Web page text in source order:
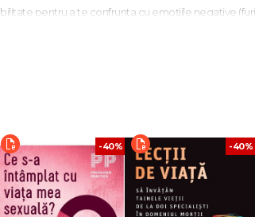
pentru a te confrunta cu emoțiile negative
și de ce?
-40% -40%